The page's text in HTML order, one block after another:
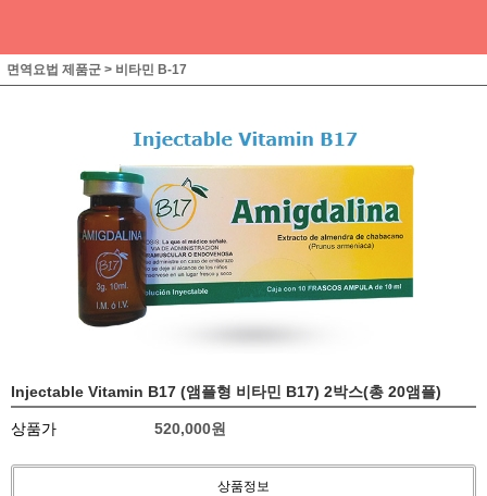
면역요법 제품군 > 비타민 B-17
Injectable Vitamin B17 (앰플형 비타민 B17) 2박스(총 20앰플)
상품가 520,000원
상품정보